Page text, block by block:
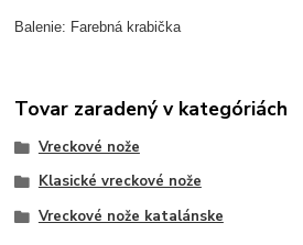
Balenie: Farebná krabička
Tovar zaradený v kategóriách
Vreckové nože
Klasické vreckové nože
Vreckové nože katalánske